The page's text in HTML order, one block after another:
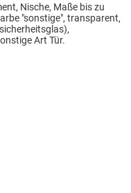
Nische, Maße bis zu
"sonstige", transparent,
Art Tür.